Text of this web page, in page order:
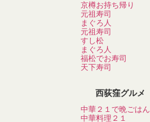
京樽お持ち帰り
元祖寿司
まぐろ人
元祖寿司
すし松
まぐろ人
福松でお寿司
天下寿司
西荻窪グルメ
中華２１で晩ごはん
中華料理２１